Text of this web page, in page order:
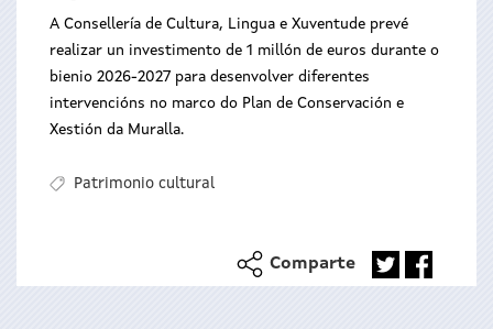
A Consellería de Cultura, Lingua e Xuventude prevé
realizar un investimento de 1 millón de euros durante o
bienio 2026-2027 para desenvolver diferentes
intervencións no marco do Plan de Conservación e
Xestión da Muralla.
Patrimonio cultural
Comparte